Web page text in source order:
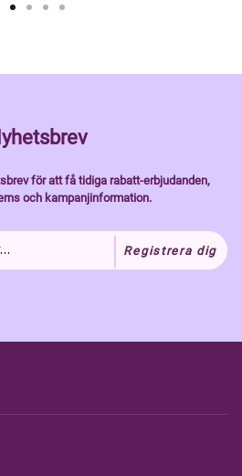
för att få tidiga rabatt-erbjudanden,
och kampanjinformation.
Registrera dig